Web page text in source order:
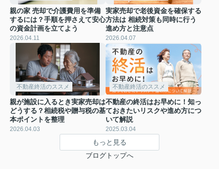
親の家 売却で介護費用を準備
するには？手順を押さえて安心
の資金計画を立てよう
2026.04.11
実家売却で老後資金を確保する
方法は 相続対策も同時に行う
進め方と注意点
2026.04.07
不動産終活のススメ
親が施設に入るとき実家売却は
どうする？相続税や贈与税の基
本ポイントを整理
2026.04.03
不動産終活のススメ
不動産の終活はお早めに！知っ
ておきたいリスクや進め方につ
いて解説
2025.03.04
もっと見る
ブログトップへ